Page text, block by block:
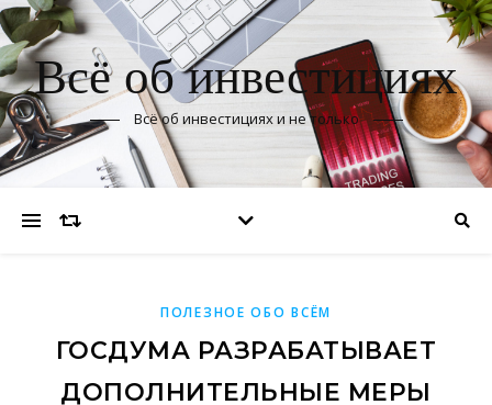
Всё об инвестициях
Всё об инвестициях и не только
ПОЛЕЗНОЕ ОБО ВСЁМ
ГОСДУМА РАЗРАБАТЫВАЕТ
ДОПОЛНИТЕЛЬНЫЕ МЕРЫ